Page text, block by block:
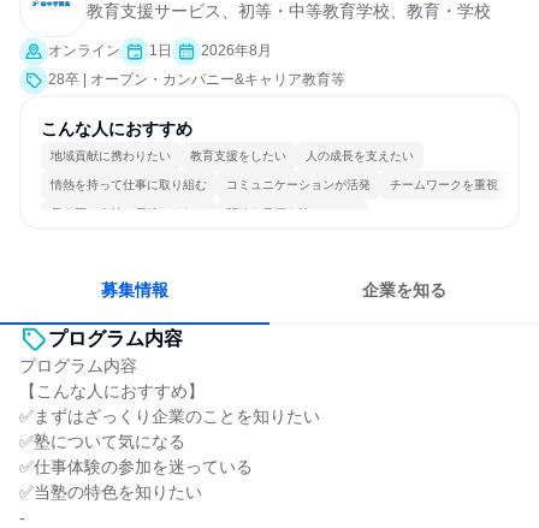
教育支援サービス、初等・中等教育学校、教育・学校
オンライン 1日
2026年8月
28卒 | オープン・カンパニー&キャリア教育等
こんな人におすすめ
地域貢献に携わりたい 教育支援をしたい 人の成長を支えたい
情熱を持って仕事に取り組む コミュニケーションが活発 チームワークを重視
長く同じ会社に居続けられる 明確な目標を追いかける
募集情報 企業を知る
プログラム内容
プログラム内容
【こんな人におすすめ】
✅まずはざっくり企業のことを知りたい
✅塾について気になる
✅仕事体験の参加を迷っている
✅当塾の特色を知りたい
-